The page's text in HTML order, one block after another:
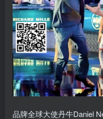
品牌全球大使丹牛Daniel